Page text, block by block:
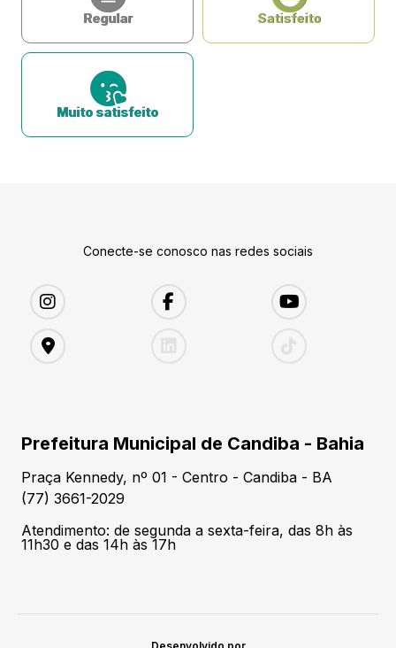
Regular Satisfeito
Muito satisfeito
Conecte-se conosco nas redes sociais
Prefeitura Municipal de Candiba - Bahia
Praça Kennedy, nº 01 - Centro - Candiba - BA
(77) 3661-2029
Atendimento: de segunda a sexta-feira, das 8h às
11h30 e das 14h às 17h